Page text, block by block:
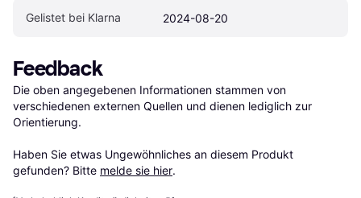
Gelistet bei Klarna 2024-08-20
Feedback
Die oben angegebenen Informationen stammen von
verschiedenen externen Quellen und dienen lediglich zur
Orientierung.
Haben Sie etwas Ungewöhnliches an diesem Produkt
gefunden? Bitte melde sie hier.